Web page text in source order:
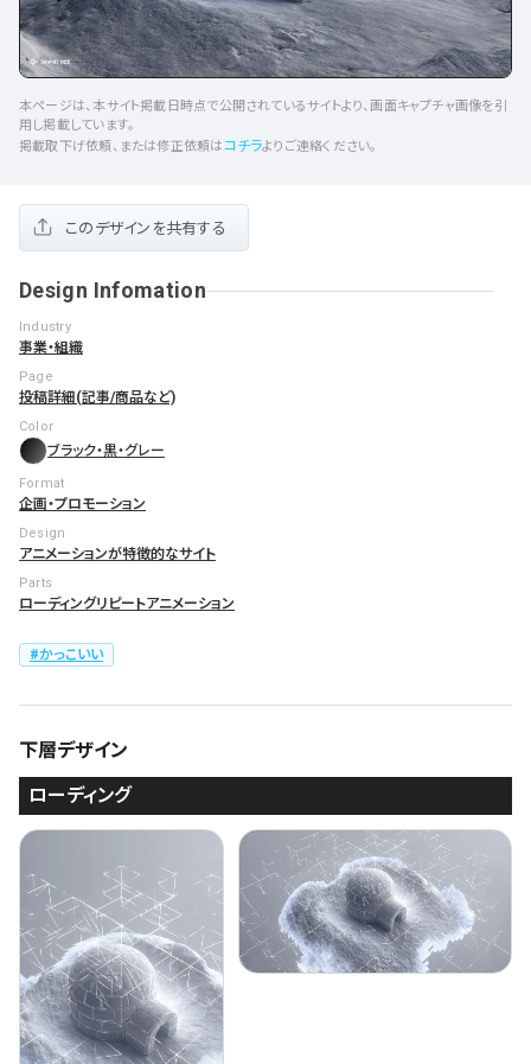
本ページは、本サイト掲載日時点で公開されているサイトより、画面キャプチャ画像を引
用し掲載しています。
掲載取下げ依頼、または修正依頼はコチラよりご連絡ください。
このデザインを共有する
Design Infomation
Industry
事業・組織
Page
投稿詳細(記事/商品など)
Color
ブラック・黒・グレー
Format
企画・プロモーション
Design
アニメーションが特徴的なサイト
Parts
ローディングリピートアニメーション
かっこいい
下層デザイン
ローディング